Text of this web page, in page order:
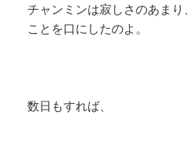
チャンミンは寂しさのあま
ことを口にしたのよ。
数日もすれば、